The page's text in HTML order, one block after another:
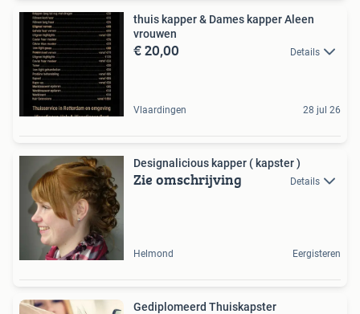
thuis kapper & Dames kapper Aleen
vrouwen
€ 20,00 Details
Vlaardingen 28 jul 26
Designalicious kapper ( kapster )
Zie omschrijving Details
Helmond Eergisteren
Gediplomeerd Thuiskapster